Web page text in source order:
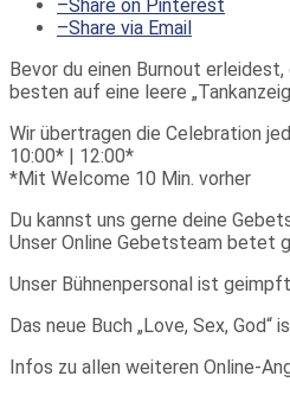
–Share on Pinterest
–Share via Email
Bevor du einen Burnout
besten auf eine leere
Wir übertragen die Celebration
10:00​* | 12:00​*
*Mit Welcome 10 Min. vorher
Du kannst uns gerne deine
Unser Online Gebetsteam betet
Unser Bühnenpersonal ist
Das neue Buch „Love, Sex,
Infos zu allen weiteren Online-